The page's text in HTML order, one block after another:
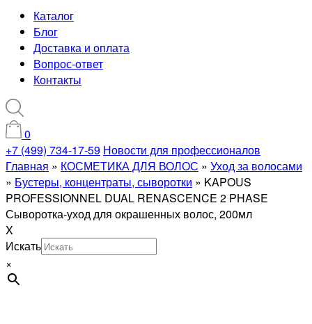
Каталог
Блог
Доставка и оплата
Вопрос-ответ
Контакты
0
+7 (499) 734-17-59 Новости для профессионалов
Главная » КОСМЕТИКА ДЛЯ ВОЛОС » Уход за волосами
» Бустеры, концентраты, сыворотки » KAPOUS
PROFESSIONNEL DUAL RENASCENCE 2 PHASE
Сыворотка-уход для окрашенных волос, 200мл
X
Искать
×